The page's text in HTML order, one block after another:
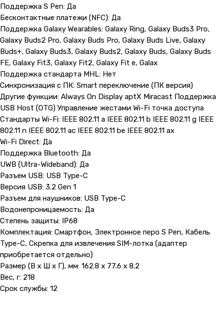
Поддержка S Pen: Да
Бесконтактные платежи (NFC): Да
Поддержка Galaxy Wearables: Galaxy Ring, Galaxy Buds3 Pro,
Galaxy Buds2 Pro, Galaxy Buds Pro, Galaxy Buds Live, Galaxy
Buds+, Galaxy Buds3, Galaxy Buds2, Galaxy Buds, Galaxy Buds
FE, Galaxy Fit3, Galaxy Fit2, Galaxy Fit e, Galax
Поддержка стандарта MHL: Нет
Синхронизация с ПК: Smart переключение (ПК версия)
Другие функции: Always On Display aptX Miracast Поддержка
USB Host (OTG) Управление жестами Wi-Fi точка доступа
Стандарты Wi-Fi: IEEE 802.11 a IEEE 802.11 b IEEE 802.11 g IEEE
802.11 n IEEE 802.11 ac IEEE 802.11 be IEEE 802.11 ax
Wi-Fi Direct: Да
Поддержка Bluetooth: Да
UWB (Ultra-Wideband): Да
Разъем USB: USB Type-C
Версия USB: 3.2 Gen 1
Разъем для наушников: USB Type-C
Водонепроницаемость: Да
Степень защиты: IP68
Комплектация: Смартфон, Электронное перо S Pen, Кабель
Type-C, Скрепка для извлечения SIM-лотка (адаптер
приобретается отдельно)
Размер (В x Ш x Г), мм: 162.8 x 77.6 x 8.2
Вес, г: 218
Срок службы: 12
Услуги
Блог
+7 (965) 666-66-89( WhatsАpp
Оплата и доставка
Адрес магазина:
Карла Маркса 25, 1 этаж
Показать на карте
malikpochinit@mail.ru
Пн-Пт: 10:00 — 21:00
Сб-Вс: 10:00 — 20:00
Контакты
Навигация
Каталог товаров
Для бизнеса
О компании
ИП Соловьев Е. В. ИНН 027320312011